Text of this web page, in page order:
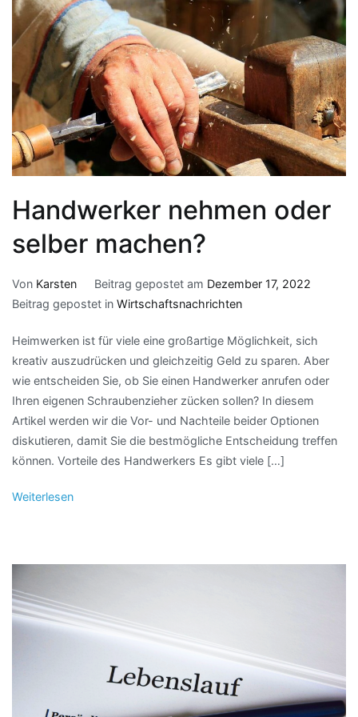
Handwerker nehmen oder
selber machen?
Von Karsten Beitrag gepostet am Dezember 17, 2022
Beitrag gepostet in Wirtschaftsnachrichten
Heimwerken ist für viele eine großartige Möglichkeit, sich
kreativ auszudrücken und gleichzeitig Geld zu sparen. Aber
wie entscheiden Sie, ob Sie einen Handwerker anrufen oder
Ihren eigenen Schraubenzieher zücken sollen? In diesem
Artikel werden wir die Vor- und Nachteile beider Optionen
diskutieren, damit Sie die bestmögliche Entscheidung treffen
können. Vorteile des Handwerkers Es gibt viele […]
Weiterlesen